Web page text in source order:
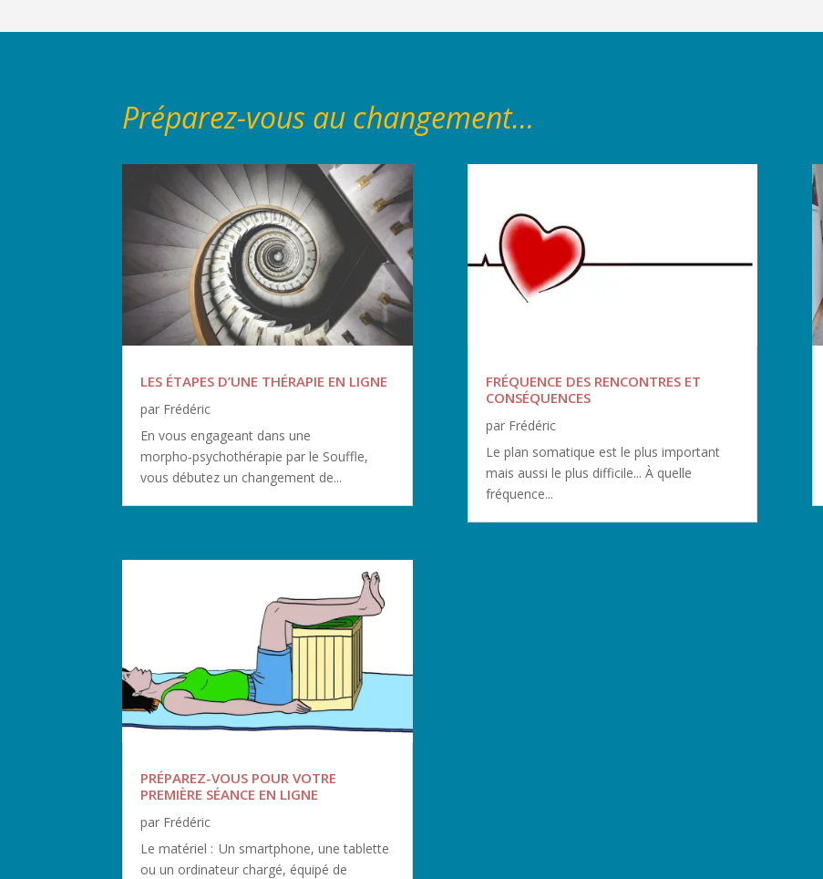
Préparez-vous au changement…
LES ÉTAPES D’UNE THÉRAPIE EN LIGNE
par Frédéric
En vous engageant dans une
morpho‑psychothérapie par le Souffle,
vous débutez un changement de...
PRÉPAREZ-VOUS POUR VOTRE
PREMIÈRE SÉANCE EN LIGNE
par Frédéric
Le matériel : Un smartphone, une tablette
ou un ordinateur chargé, équipé de
FRÉQUENCE DES RENCONTRES ET
CONSÉQUENCES
par Frédéric
Le plan somatique est le plus important
mais aussi le plus difficile... À quelle
fréquence...